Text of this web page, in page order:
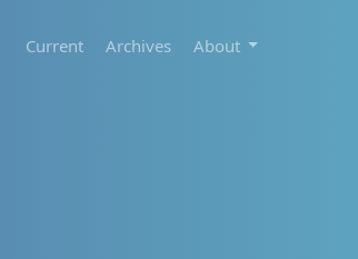
Current Archives About